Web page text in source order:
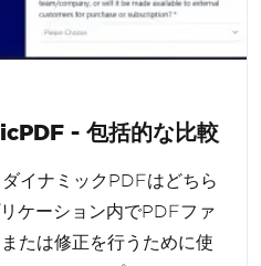
- 包括的な比較
イナミックPDFはどちら
ケーション内でPDFファ
たは修正を行うために使